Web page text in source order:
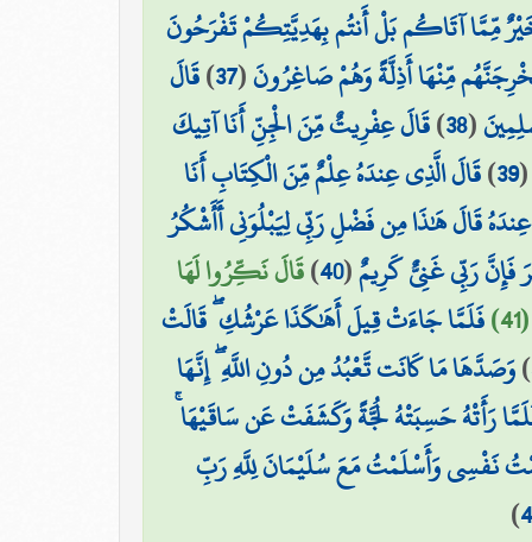
مِّمَّا آتَاكُم بَلْ أَنتُم بِهَدِيَّتِكُمْ تَفْرَحُونَ
مِّنْهَا أَذِلَّةً وَهُمْ صَاغِرُونَ(
37
)قَالَ
(
38
)قَالَ عِفْرِيتٌ مِّنَ الْجِنِّ أَنَا آتِيكَ
39
)قَالَ الَّذِي عِندَهُ عِلْمٌ مِّنَ الْكِتَابِ أَنَا
قَالَ هَٰذَا مِن فَضْلِ رَبِّي لِيَبْلُوَنِي أَأَشْكُرُ
رَبِّي غَنِيٌّ كَرِيمٌ(
40
)قَالَ نَكِّرُوا لَهَا
فَلَمَّا جَاءَتْ قِيلَ أَهَٰكَذَا عَرْشُكِ ۖ قَالَتْ
)وَصَدَّهَا مَا كَانَت تَّعْبُدُ مِن دُونِ اللَّهِ ۖ إِنَّهَا
رَأَتْهُ حَسِبَتْهُ لُجَّةً وَكَشَفَتْ عَن سَاقَيْهَا
نَفْسِي وَأَسْلَمْتُ مَعَ سُلَيْمَانَ لِلَّهِ رَبِّ
)